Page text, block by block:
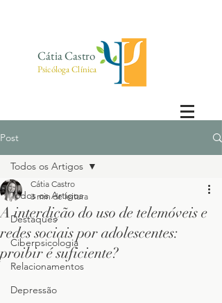
Psicóloga Clínica
Cátia Castro
Post
Todos os Artigos
Destaques
Ciberpsicologia
Relacionamentos
Depressão
Todos os Artigos
A interdição do uso de telemóveis e
redes sociais por adolescentes:
proibir é suficiente?
Cátia Castro
3 min de leitura